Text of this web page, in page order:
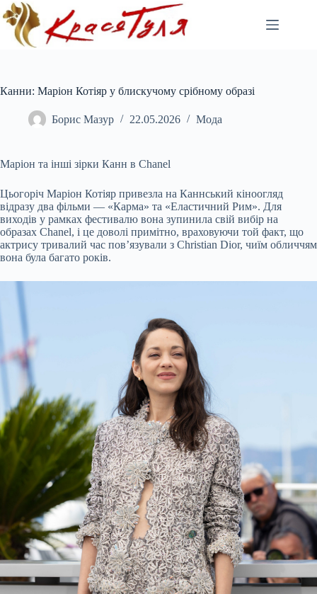
Перейти
до
вмісту
Канни: Маріон Котіяр у блискучому срібному образі
Борис Мазур 22.05.2026 Мода
Маріон та інші зірки Канн в Chanel
Цьогоріч Маріон Котіяр привезла на Каннський кіноогляд
відразу два фільми — «Карма» та «Еластичний Рим». Для
виходів у рамках фестивалю вона зупинила свій вибір на
образах Chanel, і це доволі примітно, враховуючи той факт, що
актрису тривалий час пов’язували з Christian Dior, чиїм обличчям
вона була багато років.